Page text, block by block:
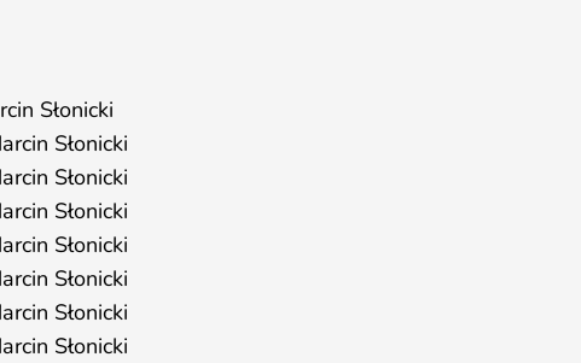
Słonicki
Słonicki
Słonicki
Słonicki
Słonicki
Słonicki
Słonicki
Słonicki